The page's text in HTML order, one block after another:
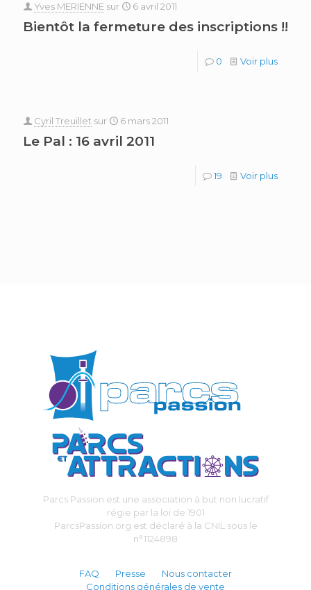
Yves MERIENNE sur 6 avril 2011
Bientôt la fermeture des inscriptions !!
0 Voir plus
Cyril Treuillet sur 6 mars 2011
Le Pal : 16 avril 2011
19 Voir plus
Parcs Passion est une association à but non lucratif
régie par la loi de 1901
ParcsPassion.org est déclaré à la CNIL sous le
n°1124898
FAQ Presse
Nous contacter
Conditions générales de vente